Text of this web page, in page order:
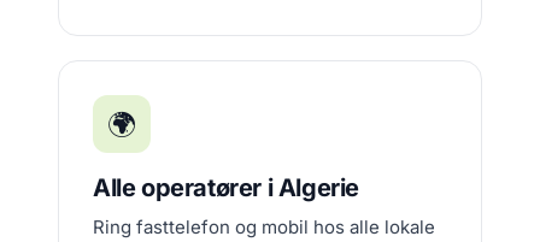
🌍
Alle operatører i Algerie
Ring fasttelefon og mobil hos alle lokale